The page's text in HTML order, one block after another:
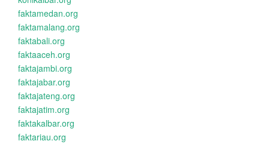
faktamedan.org
faktamalang.org
faktabali.org
faktaaceh.org
faktajambi.org
faktajabar.org
faktajateng.org
faktajatim.org
faktakalbar.org
faktariau.org